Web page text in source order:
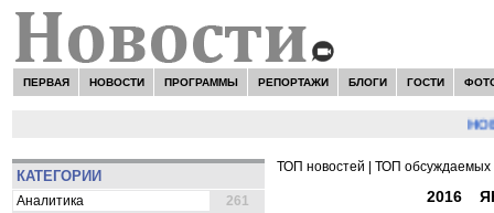
ПЕРВАЯ НОВОСТИ ПРОГРАММЫ РЕПОРТАЖИ БЛОГИ ГОСТИ
КАТЕГОРИИ
Аналитика
261
ТОП новостей ТОП обсуждаемых
2016